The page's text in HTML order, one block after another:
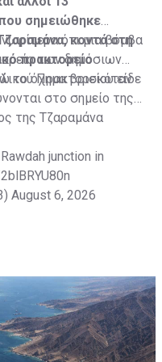
σημειώθηκε
κοντά στη
πρακτορείο
ότι μια βόμβα
των δημόσιων
το όχημα βρισκόταν
Πρακτορείου είδε
στο σημείο της
της Τζαραμάνα
junction in
August 6, 2026